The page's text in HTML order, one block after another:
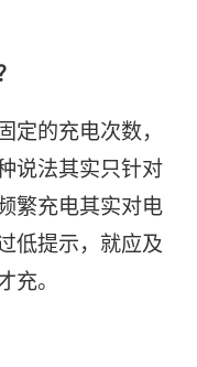
的充电次数，
说法其实只针对
繁充电其实对电
低提示，就应及
。